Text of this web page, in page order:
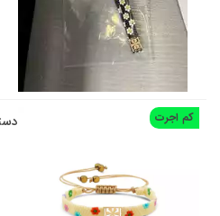
کم اجرت